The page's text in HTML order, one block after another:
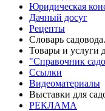
Юридическая
Дачный досуг
Рецепты
Словарь
Товары и услуги
"Справочник
Ссылки
Видеоматериалы
Выставки для
РЕКЛАМА